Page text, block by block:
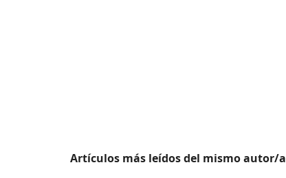
Artículos más leídos del mismo autor/a